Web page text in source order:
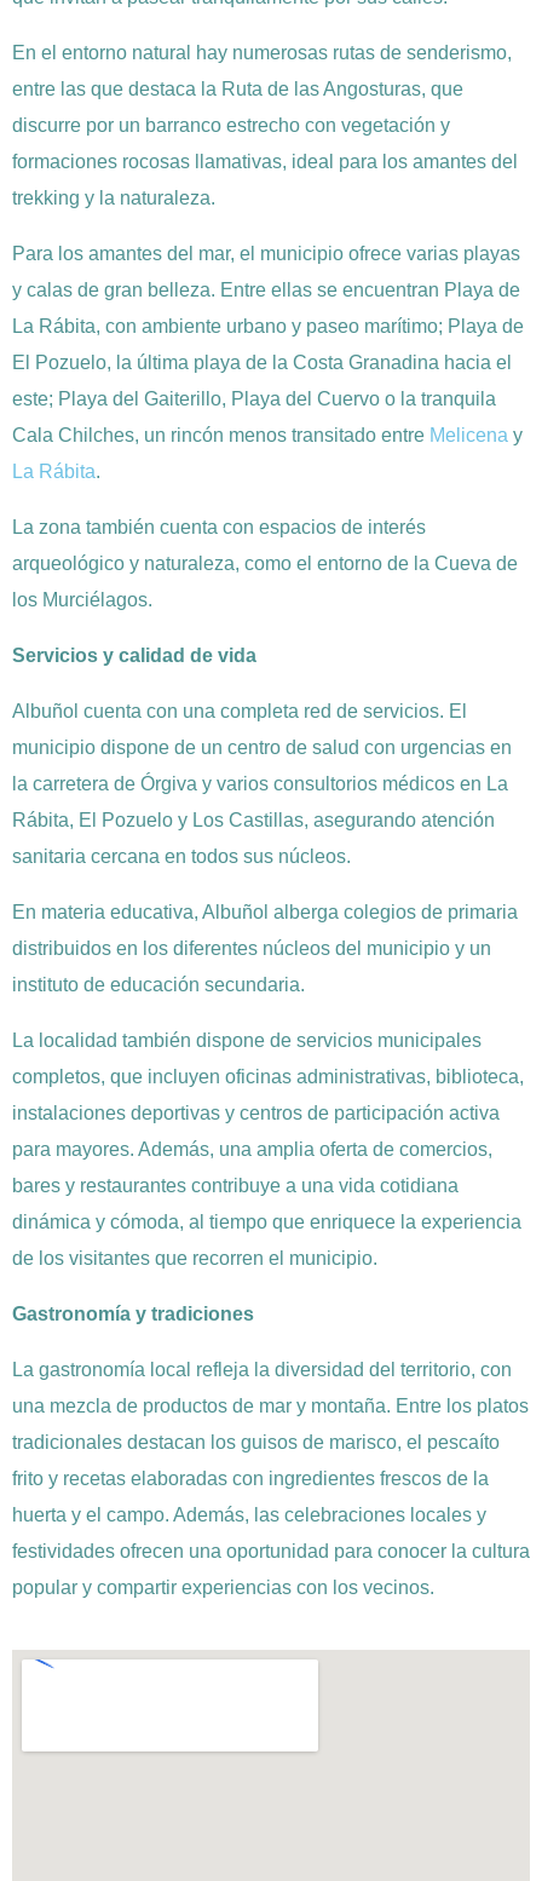
En el entorno natural hay numerosas rutas de senderismo,
entre las que destaca la Ruta de las Angosturas, que
discurre por un barranco estrecho con vegetación y
formaciones rocosas llamativas, ideal para los amantes del
trekking y la naturaleza.
Para los amantes del mar, el municipio ofrece varias playas
y calas de gran belleza. Entre ellas se encuentran Playa de
La Rábita, con ambiente urbano y paseo marítimo; Playa de
El Pozuelo, la última playa de la Costa Granadina hacia el
este; Playa del Gaiterillo, Playa del Cuervo o la tranquila
Cala Chilches, un rincón menos transitado entre Melicena y
La Rábita.
La zona también cuenta con espacios de interés
arqueológico y naturaleza, como el entorno de la Cueva de
los Murciélagos.
Servicios y calidad de vida
Albuñol cuenta con una completa red de servicios. El
municipio dispone de un centro de salud con urgencias en
la carretera de Órgiva y varios consultorios médicos en La
Rábita, El Pozuelo y Los Castillas, asegurando atención
sanitaria cercana en todos sus núcleos.
En materia educativa, Albuñol alberga colegios de primaria
distribuidos en los diferentes núcleos del municipio y un
instituto de educación secundaria.
La localidad también dispone de servicios municipales
completos, que incluyen oficinas administrativas, biblioteca,
instalaciones deportivas y centros de participación activa
para mayores. Además, una amplia oferta de comercios,
bares y restaurantes contribuye a una vida cotidiana
dinámica y cómoda, al tiempo que enriquece la experiencia
de los visitantes que recorren el municipio.
Gastronomía y tradiciones
La gastronomía local refleja la diversidad del territorio, con
una mezcla de productos de mar y montaña. Entre los platos
tradicionales destacan los guisos de marisco, el pescaíto
frito y recetas elaboradas con ingredientes frescos de la
huerta y el campo. Además, las celebraciones locales y
festividades ofrecen una oportunidad para conocer la cultura
popular y compartir experiencias con los vecinos.